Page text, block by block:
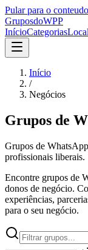
Pular para o
GruposdoWPP
InícioCategorias
Início
/
Negócios
Grupos de
Grupos de
profissionais liberais.
Encontre grupos de
donos de negócio.
experiências,
para o seu negócio.